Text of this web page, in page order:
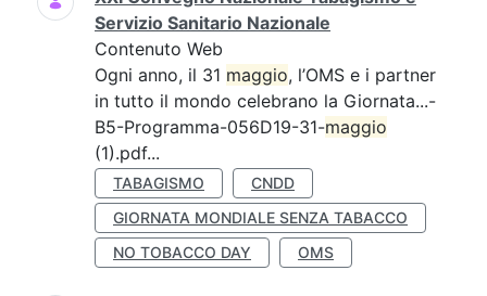
Servizio Sanitario Nazionale
Contenuto Web
Ogni anno, il 31 maggio, l’OMS e i partner
in tutto il mondo celebrano la Giornata...-
B5-Programma-056D19-31-maggio
(1).pdf...
TABAGISMO
CNDD
GIORNATA MONDIALE SENZA TABACCO
NO TOBACCO DAY
OMS